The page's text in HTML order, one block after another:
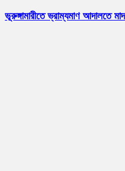
ভূরুঙ্গামারীতে ভ্রাম্যমাণ আদালতে